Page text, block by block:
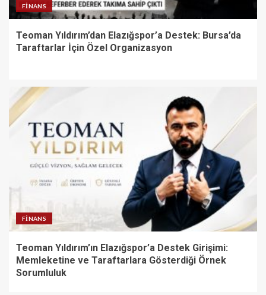
FINANS
Teoman Yıldırım’dan Elazığspor’a Destek: Bursa’da
Taraftarlar İçin Özel Organizasyon
FINANS
Teoman Yıldırım’ın Elazığspor’a Destek Girişimi:
Memleketine ve Taraftarlara Gösterdiği Örnek
Sorumluluk